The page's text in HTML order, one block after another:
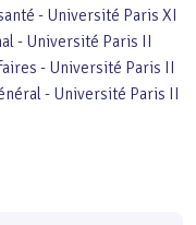
- Université Paris XI
- Université Paris II
- Université Paris II
- Université Paris II